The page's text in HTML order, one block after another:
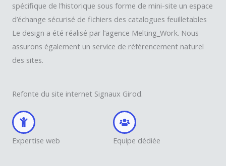
spécifique de l’historique sous forme de mini-site un espace
d’échange sécurisé de fichiers des catalogues feuilletables
Le design a été réalisé par l’agence Melting_Work. Nous
assurons également un service de référencement naturel
des sites.
Refonte du site internet Signaux Girod.
Expertise web Equipe dédiée